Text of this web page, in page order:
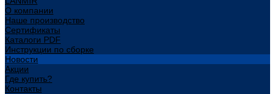
О компании
Наше производство
Сертификаты
Каталоги PDF
Инструкции по сборке
Новости
Акции
Где купить?
Контакты